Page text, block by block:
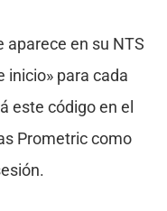
aparece en su NTS
inicio» para cada
este código en el
Prometric como